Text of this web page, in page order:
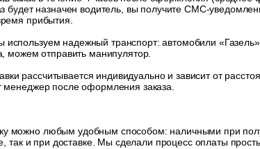
будет назначен водитель, вы получите СМС-
прибытия.
используем надежный транспорт: автомобили
можем отправить манипулятор.
рассчитывается индивидуально и зависит от
менеджер после оформления заказа.
можно любым удобным способом: наличными при
так и при доставке. Мы сделали процесс оплаты